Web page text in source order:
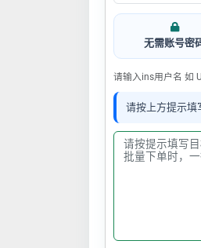
无需账号密
请输入ins用户名 如
请按上方提示填